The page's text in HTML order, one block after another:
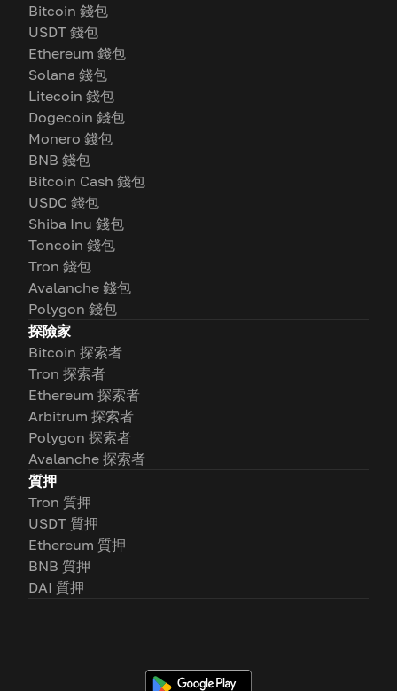
Bitcoin 錢包
USDT 錢包
Ethereum 錢包
Solana 錢包
Litecoin 錢包
Dogecoin 錢包
Monero 錢包
BNB 錢包
Bitcoin Cash 錢包
USDC 錢包
Shiba Inu 錢包
Toncoin 錢包
Tron 錢包
Avalanche 錢包
Polygon 錢包
探險家
Bitcoin 探索者
Tron 探索者
Ethereum 探索者
Arbitrum 探索者
Polygon 探索者
Avalanche 探索者
質押
Tron 質押
USDT 質押
Ethereum 質押
BNB 質押
DAI 質押